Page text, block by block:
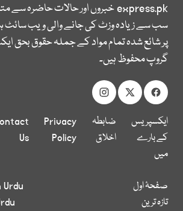
express.pkخبروں اور حالات حاضرہ سے
سب سے زیادہ وزٹ کی جانے والی ویب
پر شائع شدہ تمام مواد کے جملہ حقوق بحق
گروپ محفوظ ہیں۔
ایکسپریس
کے بارے
میں
ضابطہ
اخلاق
Privacy
Policy
Us
صفحۂ اول
تازہ ترین